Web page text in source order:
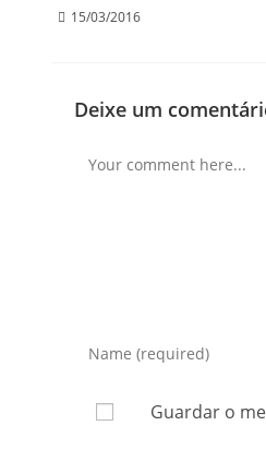
15/03/2016
Deixe um
Guardar o